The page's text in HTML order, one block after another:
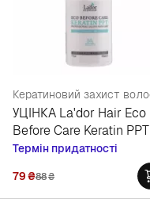
УЦІНКА La'dor Hair Eco
Before Care Keratin PPT
Термін придатності
79₴88₴